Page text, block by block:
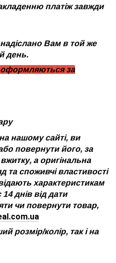
платіж завжди
Вам в той же
день.
оформляються за
нашому сайті, ви
повернути його, за
а оригінальна
та споживчі властивості
характеристикам
днів від дати
чи повернути товар,
розмір/колір, так і на